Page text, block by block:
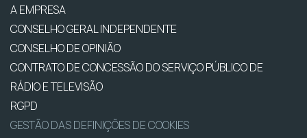
A EMPRESA
CONSELHO GERAL INDEPENDENTE
CONSELHO DE OPINIÃO
CONTRATO DE CONCESSÃO DO SERVIÇO PÚBLICO DE
RÁDIO E TELEVISÃO
RGPD
GESTÃO DAS DEFINIÇÕES DE COOKIES